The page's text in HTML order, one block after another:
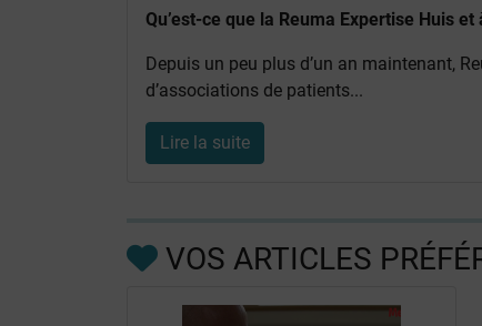
Qu’est-ce que la Reuma Expertise Huis
Depuis un peu plus d’un an maintenant,
d’associations de patients...
Lire la suite
VOS ARTICLES